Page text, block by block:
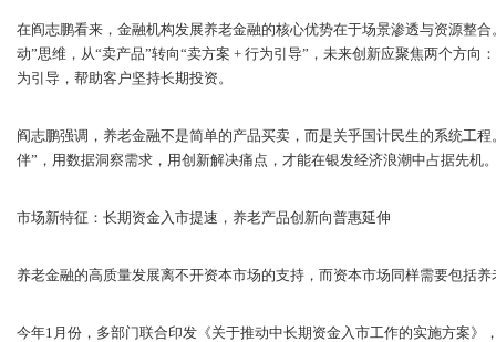
在阎志鹏看来，金融机构发展养老金融的核心优势在于场景渗透与资源整
动”思维，从“卖产品”转向“卖方案 + 行为引导”，未来创新应聚焦两个方向
为引导，帮助客户坚持长期投资。
阎志鹏强调，养老金融不是简单的产品买卖，而是关乎国计民生的系统工程
伴”，用数据洞察需求，用创新解决痛点，才能在银发经济浪潮中占据先机
市场新特征：长期资金入市提速，养老产品创新向普惠延伸
养老金融的高质量发展离不开资本市场的支持，而资本市场同样需要包括
今年1月份，多部门联合印发《关于推动中长期资金入市工作的实施方案》